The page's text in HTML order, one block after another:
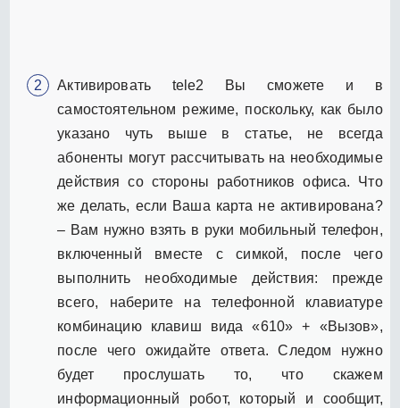
Активировать tele2 Вы сможете и в
самостоятельном режиме, поскольку, как было
указано чуть выше в статье, не всегда
абоненты могут рассчитывать на необходимые
действия со стороны работников офиса. Что
же делать, если Ваша карта не активирована?
– Вам нужно взять в руки мобильный телефон,
включенный вместе с симкой, после чего
выполнить необходимые действия: прежде
всего, наберите на телефонной клавиатуре
комбинацию клавиш вида «610» + «Вызов»,
после чего ожидайте ответа. Следом нужно
будет прослушать то, что скажем
информационный робот, который и сообщит,